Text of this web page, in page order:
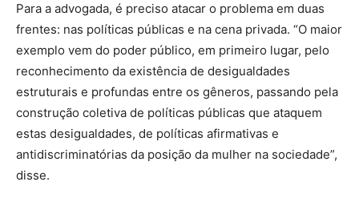
Para a advogada, é preciso atacar o problema em duas
frentes: nas políticas públicas e na cena privada. “O maior
exemplo vem do poder público, em primeiro lugar, pelo
reconhecimento da existência de desigualdades
estruturais e profundas entre os gêneros, passando pela
construção coletiva de políticas públicas que ataquem
estas desigualdades, de políticas afirmativas e
antidiscriminatórias da posição da mulher na sociedade”,
disse.